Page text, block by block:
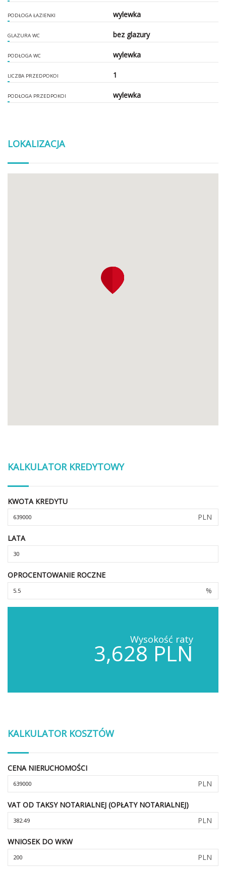
PODŁOGA ŁAZIENKI wylewka
GLAZURA WC bez glazury
PODŁOGA WC wylewka
LICZBA PRZEDPOKOI 1
PODŁOGA PRZEDPOKOI wylewka
LOKALIZACJA
KALKULATOR KREDYTOWY
KWOTA KREDYTU
PLN
LATA
OPROCENTOWANIE ROCZNE
%
Wysokość raty
3,628 PLN
KALKULATOR KOSZTÓW
CENA NIERUCHOMOŚCI
PLN
VAT OD TAKSY NOTARIALNEJ (OPŁATY NOTARIALNEJ)
PLN
WNIOSEK DO WKW
PLN